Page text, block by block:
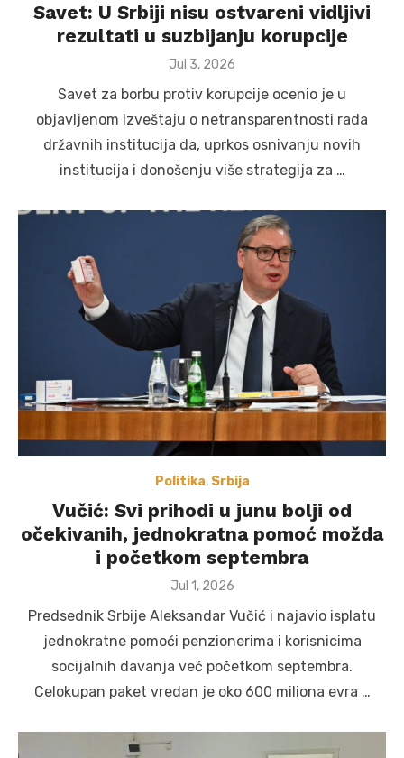
Savet: U Srbiji nisu ostvareni vidljivi
rezultati u suzbijanju korupcije
Posted
Jul 3, 2026
Savet za borbu protiv korupcije ocenio je u
objavljenom Izveštaju o netransparentnosti rada
državnih institucija da, uprkos osnivanju novih
institucija i donošenju više strategija za …
Politika, Srbija
Vučić: Svi prihodi u junu bolji od
očekivanih, jednokratna pomoć možda
i početkom septembra
Posted
Jul 1, 2026
Predsednik Srbije Aleksandar Vučić i najavio isplatu
jednokratne pomoći penzionerima i korisnicima
socijalnih davanja već početkom septembra.
Celokupan paket vredan je oko 600 miliona evra …